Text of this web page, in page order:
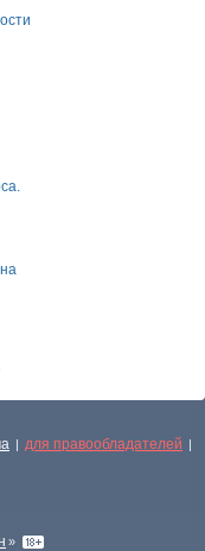
| для правообладателей |
»